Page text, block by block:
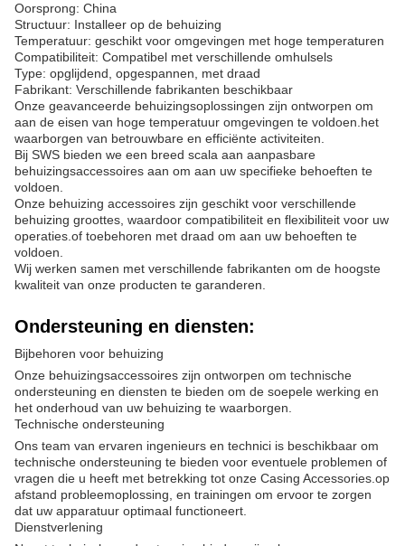
Oorsprong: China
Structuur: Installeer op de behuizing
Temperatuur: geschikt voor omgevingen met hoge temperaturen
Compatibiliteit: Compatibel met verschillende omhulsels
Type: opglijdend, opgespannen, met draad
Fabrikant: Verschillende fabrikanten beschikbaar
Onze geavanceerde behuizingsoplossingen zijn ontworpen om
aan de eisen van hoge temperatuur omgevingen te voldoen.het
waarborgen van betrouwbare en efficiënte activiteiten.
Bij SWS bieden we een breed scala aan aanpasbare
behuizingsaccessoires aan om aan uw specifieke behoeften te
voldoen.
Onze behuizing accessoires zijn geschikt voor verschillende
behuizing groottes, waardoor compatibiliteit en flexibiliteit voor uw
operaties.of toebehoren met draad om aan uw behoeften te
voldoen.
Wij werken samen met verschillende fabrikanten om de hoogste
kwaliteit van onze producten te garanderen.
Ondersteuning en diensten:
Bijbehoren voor behuizing
Onze behuizingsaccessoires zijn ontworpen om technische
ondersteuning en diensten te bieden om de soepele werking en
het onderhoud van uw behuizing te waarborgen.
Technische ondersteuning
Ons team van ervaren ingenieurs en technici is beschikbaar om
technische ondersteuning te bieden voor eventuele problemen of
vragen die u heeft met betrekking tot onze Casing Accessories.op
afstand probleemoplossing, en trainingen om ervoor te zorgen
dat uw apparatuur optimaal functioneert.
Dienstverlening